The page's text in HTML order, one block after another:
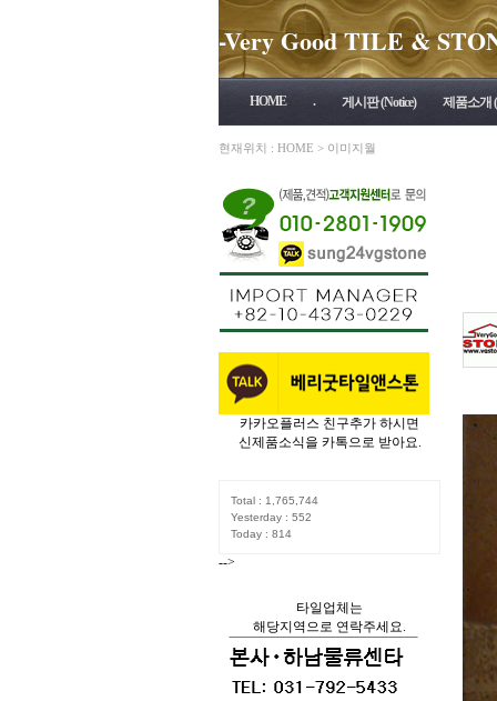
-Very Good TILE &
HOME . 게시판 (Notice) 제품소개
현재위치 : HOME > 이미지월
카카오플러스 친구추가 하시면
신제품소식을 카톡으로 받아요.
Total : 1,765,744
Yesterday : 552
Today : 814
-->
타일업체는
해당지역으로 연락주세요.